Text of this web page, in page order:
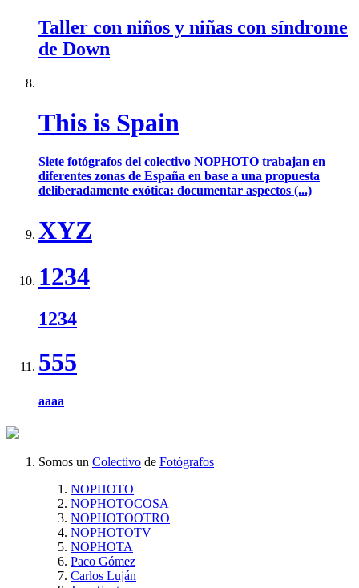
Taller con niños y niñas con síndrome
de Down
This is Spain
Siete fotógrafos del colectivo NOPHOTO trabajan en
diferentes zonas de España en base a una propuesta
deliberadamente exótica: documentar aspectos (...)
XYZ
1234
1234
555
aaaa
Somos un Colectivo de Fotógrafos
NOPHOTO
NOPHOTOCOSA
NOPHOTOOTRO
NOPHOTOTV
NOPHOTA
Paco Gómez
Carlos Luján